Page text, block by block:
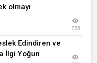
olmayı
728
Edindiren ve
İlgi Yoğun